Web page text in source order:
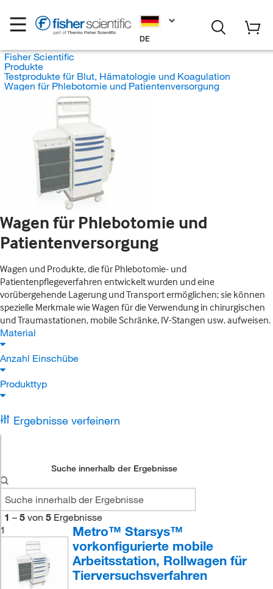
DE
Fisher Scientific
Produkte
Testprodukte für Blut, Hämatologie und Koagulation
Wagen für Phlebotomie und Patientenversorgung
Wagen für Phlebotomie und
Patientenversorgung
Wagen und Produkte, die für Phlebotomie- und
Patientenpflegeverfahren entwickelt wurden und eine
vorübergehende Lagerung und Transport ermöglichen; sie können
spezielle Merkmale wie Wagen für die Verwendung in chirurgischen
und Traumastationen, mobile Schränke, IV-Stangen usw. aufweisen.
Material
Anzahl Einschübe
Produkttyp
Ergebnisse verfeinern
Suche innerhalb der Ergebnisse
1 – 5 von 5 Ergebnisse
1
Metro™ Starsys™
vorkonfigurierte mobile
Arbeitsstation, Rollwagen für
Tierversuchsverfahren